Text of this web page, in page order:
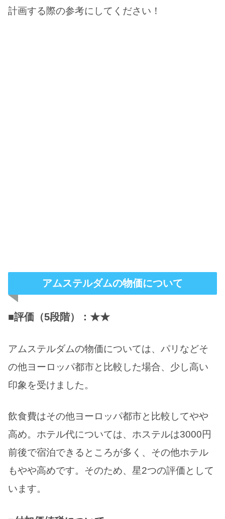
計画する際の参考にしてください！
アムステルダムの物価について
■評価（5段階）：★★
アムステルダムの物価については、パリなどそ
の他ヨーロッパ都市と比較した場合、少し高い
印象を受けました。
飲食費はその他ヨーロッパ都市と比較してやや
高め。ホテル代については、ホステルは3000円
前後で宿泊できるところが多く、その他ホテル
もやや高めです。そのため、星2つの評価として
います。